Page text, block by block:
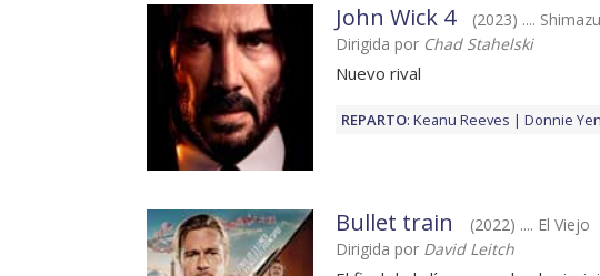
John Wick 4
(2023) .... Shimazu
Dirigida por Chad Stahelski
Nuevo rival
REPARTO: Keanu Reeves Donnie Yen
Bullet train
(2022) .... El Viejo
Dirigida por David Leitch